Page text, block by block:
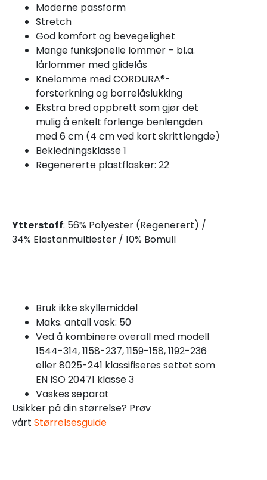
Moderne passform
Stretch
God komfort og bevegelighet
Mange funksjonelle lommer – bl.a.
lårlommer med glidelås
Knelomme med CORDURA®-
forsterkning og borrelåslukking
Ekstra bred oppbrett som gjør det
mulig å enkelt forlenge benlengden
med 6 cm (4 cm ved kort skrittlengde)
Bekledningsklasse 1
Regenererte plastflasker: 22
Ytterstoff: 56% Polyester (Regenerert) /
34% Elastanmultiester / 10% Bomull
Bruk ikke skyllemiddel
Maks. antall vask: 50
Ved å kombinere overall med modell
1544-314, 1158-237, 1159-158, 1192-236
eller 8025-241 klassifiseres settet som
EN ISO 20471 klasse 3
Vaskes separat
Usikker på din størrelse? Prøv
vårt Størrelsesguide